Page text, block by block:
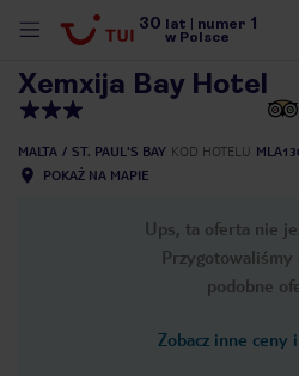
30 lat numer 1
w Polsce
Xemxija Bay Hotel
MALTA ST. PAUL'S BAY KOD HOTELU
POKAŻ NA MAPIE
Ups, ta oferta nie
Przygotowaliśmy
podobne
Zobacz inne ceny